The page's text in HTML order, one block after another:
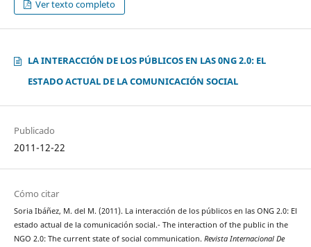
Ver texto completo
LA INTERACCIÓN DE LOS PÚBLICOS EN LAS 0NG 2.0: EL
ESTADO ACTUAL DE LA COMUNICACIÓN SOCIAL
Publicado
2011-12-22
Cómo citar
Soria Ibáñez, M. del M. (2011). La interacción de los públicos en las ONG 2.0: El
estado actual de la comunicación social.- The interaction of the public in the
NGO 2.0: The current state of social communication. Revista Internacional De